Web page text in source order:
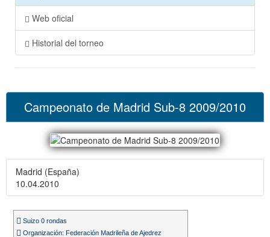
Web oficial
Historial del torneo
Campeonato de Madrid Sub-8 2009/2010
Madrid (España)
10.04.2010
Suizo 0 rondas
Organización: Federación Madrileña de Ajedrez